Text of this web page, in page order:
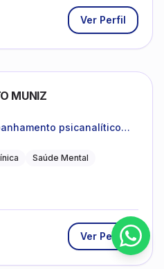
Ver Perfil
MUNIZ
psicanalítico
Saúde Mental
Ver Perfil